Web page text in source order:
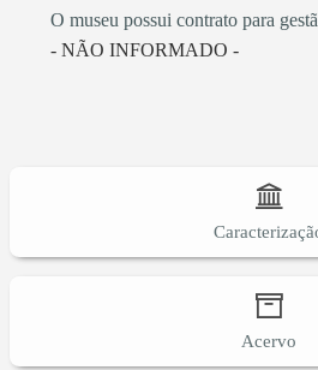
O museu possui contrato para
- NÃO INFORMADO -
Acervo